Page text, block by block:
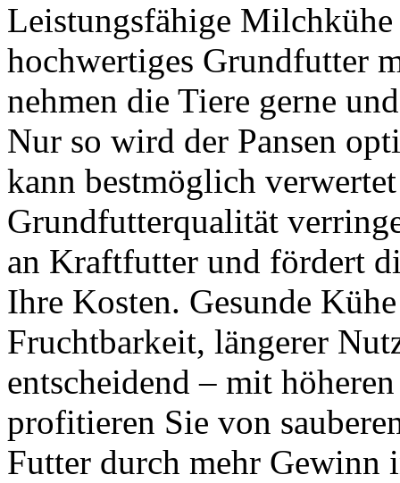
Leistungsfähige
hochwertiges Grundfutter
nehmen die Tiere gerne
Nur so wird der Pansen
kann bestmöglich
Grundfutterqualität
an Kraftfutter und fördert
Ihre Kosten. Gesunde
Fruchtbarkeit, längerer
entscheidend – mit
profitieren Sie von
Futter durch mehr